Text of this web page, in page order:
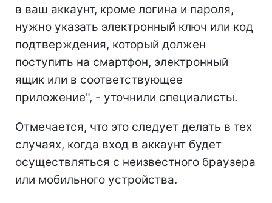
в ваш аккаунт, кроме логина и пароля,
нужно указать электронный ключ или код
подтверждения, который должен
поступить на смартфон, электронный
ящик или в соответствующее
приложение", - уточнили специалисты.
Отмечается, что это следует делать в тех
случаях, когда вход в аккаунт будет
осуществляться с неизвестного браузера
или мобильного устройства.